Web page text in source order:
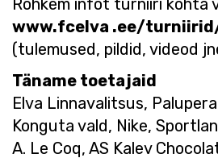
Rohkem infot turniiri kohta
www.fcelva .ee/
(tulemused, pildid, videod
Täname toetajaid
Elva Linnavalitsus,
Konguta vald, Nike,
A. Le Coq, AS Kalev